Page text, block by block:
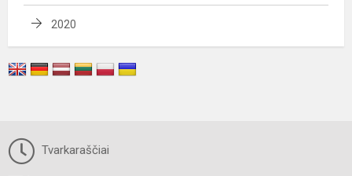
2020
Tvarkaraščiai